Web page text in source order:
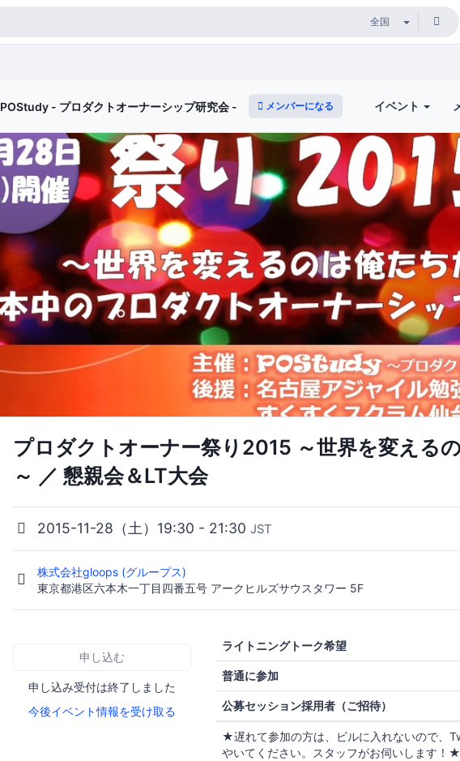
POStudy - プロダクトオーナーシップ研究会 - メンバーになる イベント
プロダクトオーナー祭り2015 ～世界を変える
～ ／ 懇親会＆LT大会
2015-11-28（土）19:30 - 21:30 JST
株式会社gloops (グループス)
東京都港区六本木一丁目四番五号 アークヒルズサウスタワー 5F
申し込む
申し込み受付は終了しました
今後イベント情報を受け取る
ライトニングトーク希望
普通に参加
公募セッション採用者（ご招待）
★遅れて参加の方は、ビルに入れないので、
やいてください。スタッフがお伺いします！★